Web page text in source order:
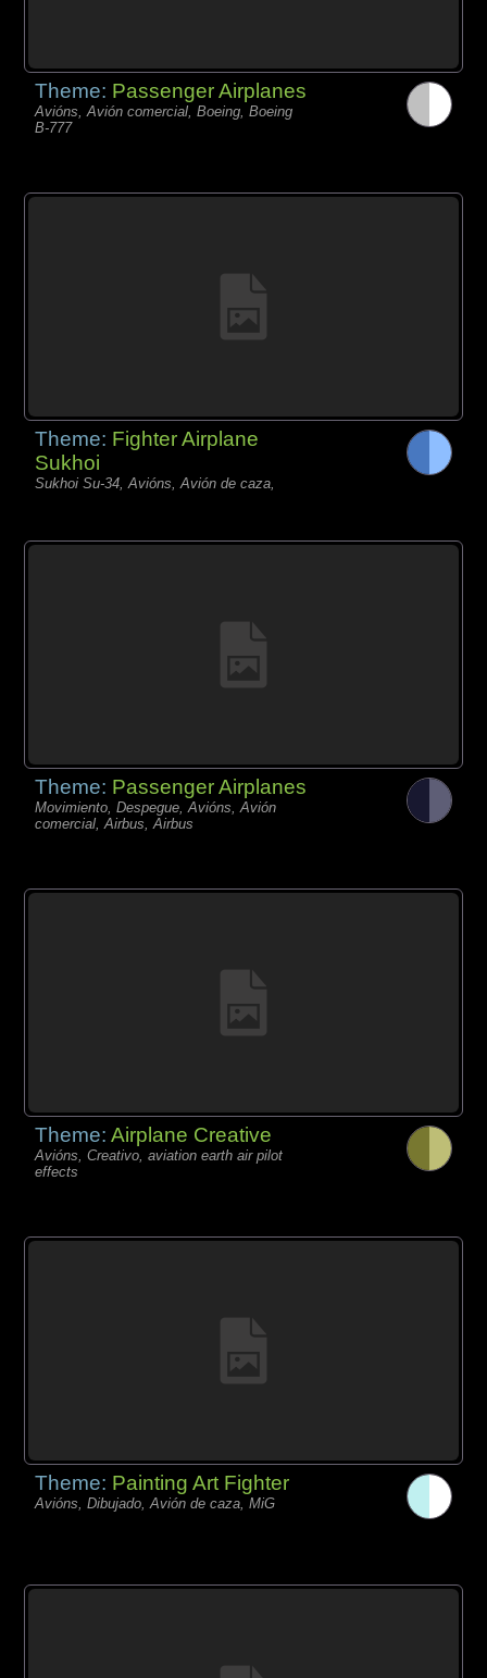
Theme: Passenger Airplanes
Avións, Avión comercial, Boeing, Boeing
B-777
Theme: Fighter Airplane
Sukhoi
Sukhoi Su-34, Avións, Avión de caza,
Theme: Passenger Airplanes
Movimiento, Despegue, Avións, Avión
comercial, Airbus, Airbus
Theme:Airplane Creative
Avións, Creativo, aviation earth air pilot
effects
Theme: Painting Art Fighter
Avións, Dibujado, Avión de caza, MiG